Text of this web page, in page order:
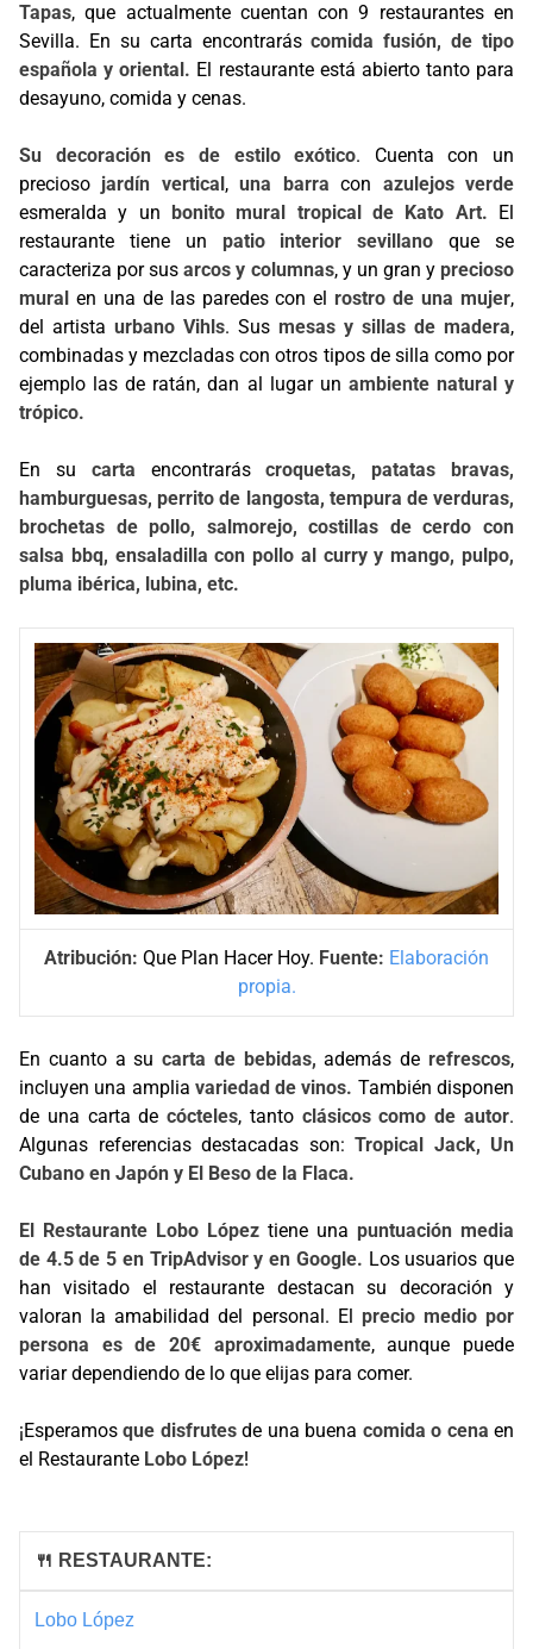
Tapas, que actualmente cuentan con 9 restaurantes en
Sevilla. En su carta encontraráscomida fusión, de tipo
española y oriental. El restaurante está abierto tanto para
desayuno, comida y cenas.
Su decoración es de estilo exótico. Cuenta con un
precioso jardín vertical,una barracon azulejos verde
esmeralda y un bonito mural tropical de Kato Art. El
restaurante tiene un patio interior sevillanoque se
caracteriza por susarcos y columnas, y un gran yprecioso
mural en una de las paredes con el rostro de una mujer,
del artista urbano Vihls. Sus mesas y sillas de madera,
combinadas y mezcladas con otros tipos de silla como por
ejemplo las de ratán, dan al lugar un ambiente natural y
trópico.
En su carta encontraráscroquetas, patatas bravas,
hamburguesas, perrito de langosta, tempura de verduras,
brochetas de pollo, salmorejo, costillas de cerdo con
salsa bbq, ensaladilla con pollo al curry y mango, pulpo,
pluma ibérica, lubina, etc.
Atribución: Que Plan Hacer Hoy. Fuente: Elaboración
propia.
En cuanto a sucarta de bebidas, además derefrescos,
incluyen una amplia variedad de vinos. También disponen
de una carta decócteles, tanto clásicos como de autor.
Algunas referencias destacadas son: Tropical Jack, Un
Cubano en Japón y El Beso de la Flaca.
El Restaurante Lobo López tiene una puntuación media
de 4.5 de 5 en TripAdvisor y en Google. Los usuarios que
han visitado el restaurante destacan su decoración y
valoran la amabilidad del personal. El precio medio por
persona es de 20€ aproximadamente, aunque puede
variar dependiendo de lo que elijas para comer.
¡Esperamosque disfrutesde una buena comida o cena en
el Restaurante Lobo López!
🍴 RESTAURANTE:
Lobo López